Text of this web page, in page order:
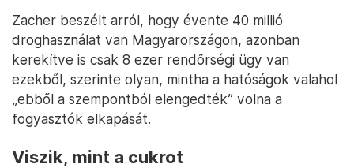
Zacher beszélt arról, hogy évente 40 millió
droghasználat van Magyarországon, azonban
kerekítve is csak 8 ezer rendőrségi ügy van
ezekből, szerinte olyan, mintha a hatóságok valahol
„ebből a szempontból elengedték” volna a
fogyasztók elkapását.
Viszik, mint a cukrot